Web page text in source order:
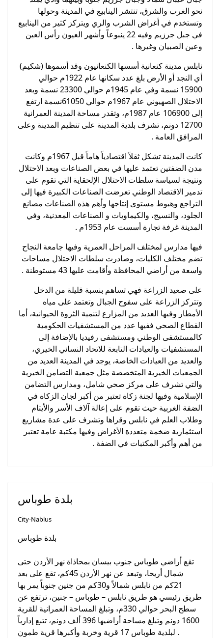
نحو الغرب والشرق، تنتشر الينابيع في المدينة وحولها
وتستخدم في أغراض الشرب والري ويتركز كثير من الينابيع
في جبل جرزيم وفيه 22 ينبوعاً وأشهر العيون رأس العين
وعين الصبيان وغيرها .
نابلس مدينة كنعانية أسسها الكنعانيون وقد أسموها (شكيم)
أي النجد أو الأرض بلغ عدد سكانها عام 1922م حوالي
15900 نسمة وفي عام 1945م حوالي 23300 نسمة وبعد
الاحتلال الصهيوني عام 1967م حوالي 61050نسمة ارتفع
إلى 106900 عام 1987م، وتقدر مساحة المدينة العمرانية
12700 دونم، تشرف بلدية المدينة على تنظيم المدينة وعلى
المرافق العامة .
كانت المدينة تشكل ثقلاً اقتصادياً هاماً قبل 1967م وكانت
مدن الضفتين تعتمد عليها في بعض الصناعات وبعد الاحتلال
ونتيجة لسياسة سلطات الاحتلال الإلحقاية التي تقوم على
تدمير الاقتصاد الوطني تعرضت الصناعات الكبيرة فيها إلى
التراجع وهبوط مستوى إنتاجها وأهم هذه الصناعات مصانع
الجلود، والنسيج، والكيماويات و الصناعات المعدنية، وفي
المدينة غرفة تجارة أسست عام 1953م .
فيها مدارس لمختلف المراحل العمرية وفيها جامعة النجاح
تضم مختلف الكليات، وصادرت سلطات الاحتلال مساحات
واسعة من أراضي المحافظة وأقامت عليها 43 مستوطنة .
على صعيد الزراعة فهي تساهم بنسبة قليلة من الدخل
وتتركز الزراعة على سفوح الجبال وتعتمد على مياه
الأمطار وفيها العديد من المزارع لتنمية الثروة الحيوانية، أما
القطاع الصحي ففيها عدد من المستشفيات الحكومية
كالمستشفى الوطني ومستشفى رفيديا بالإضافة إلى
المستشفيات والعيادات التابعة للاتحاد النسائي الخيري،
والعديد من العيادات الخاصة، يوجد في المدينة العديد من
الجمعيات الخيرية المتخصصة مثل جمعية التضامن الخيرية
والتي تشرف على مركز صحي شامل، ومدارس التضامن
الإسلامية وفيها لجنة زكاة تعتبر من أكبر لجان الزكاة في
الضفة الغربية حيث تقوم على إعالة آلاف الأسر والأيتام
وطلاب العلم في نابلس وقراها وتشرف على عدة مشاريع
استثمارية ضخمة متعددة الأغراض وفيها مكتبة عامة تعتبر
من أهم وأكبر المكتبات في الضفة .
بلدة طوباس
City-Nablus
بلدة طوباس
تقع أراضي طوباس جنوب بيسان بمحاذاة نهر الأردن حتى
شمال أريحا، وتبعد عن نهر الأردن 45كم، تقع على بعد
21كم من نابلس شمالاً و30كم من جنين جنوباً يمر بها
طريق رئيسي هو طريق نابلس – طوباس – جنين، ترتفع عن
سطح البحر حوالي 330م، وتبلغ المساحة العمرانية للقرية
1600 دونم وتبلغ مساحة أراضيها 396 ألف دونم، تتبع إدارياً
لبلدية طوباس 17 قرية وخربة وأكبرها قرية طمون .